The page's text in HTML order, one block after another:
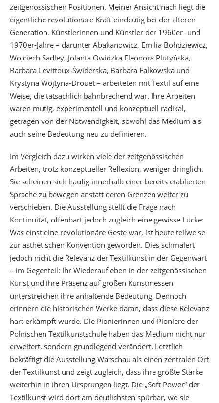
zeitgenössischen Positionen. Meiner Ansicht nach liegt die
eigentliche revolutionäre Kraft eindeutig bei der älteren
Generation. Künstlerinnen und Künstler der 1960er- und
1970er-Jahre – darunter Abakanowicz, Emilia Bohdziewicz,
Wojciech Sadley, Jolanta Owidzka,Eleonora Plutyńska,
Barbara Levittoux-Świderska, Barbara Falkowska und
Krystyna Wojtyna-Drouet – arbeiteten mit Textil auf eine
Weise, die tatsächlich bahnbrechend war. Ihre Arbeiten
waren mutig, experimentell und konzeptuell radikal,
getragen von der Notwendigkeit, sowohl das Medium als
auch seine Bedeutung neu zu definieren.
Im Vergleich dazu wirken viele der zeitgenössischen
Arbeiten, trotz konzeptueller Reflexion, weniger dringlich.
Sie scheinen sich häufig innerhalb einer bereits etablierten
Sprache zu bewegen anstatt deren Grenzen weiter zu
verschieben. Die Ausstellung stellt die Frage nach
Kontinuität, offenbart jedoch zugleich eine gewisse Lücke:
Was einst eine revolutionäre Geste war, ist heute teilweise
zur ästhetischen Konvention geworden. Dies schmälert
jedoch nicht die Relevanz der Textilkunst in der Gegenwart
– im Gegenteil: Ihr Wiederaufleben in der zeitgenössischen
Kunst und ihre Präsenz auf großen Kunstmessen
unterstreichen ihre anhaltende Bedeutung. Dennoch
erinnern die historischen Werke daran, dass diese Relevanz
hart erkämpft wurde. Die Pionierinnen und Pioniere der
Polnischen Textilkunstschule haben das Medium nicht nur
erweitert, sondern grundlegend verändert. Letztlich
bekräftigt die Ausstellung Warschau als einen zentralen Ort
der Textilkunst und zeigt zugleich, dass ihre größte Stärke
weiterhin in ihren Ursprüngen liegt. Die „Soft Power“ der
Textilkunst wird dort am deutlichsten spürbar, wo sie